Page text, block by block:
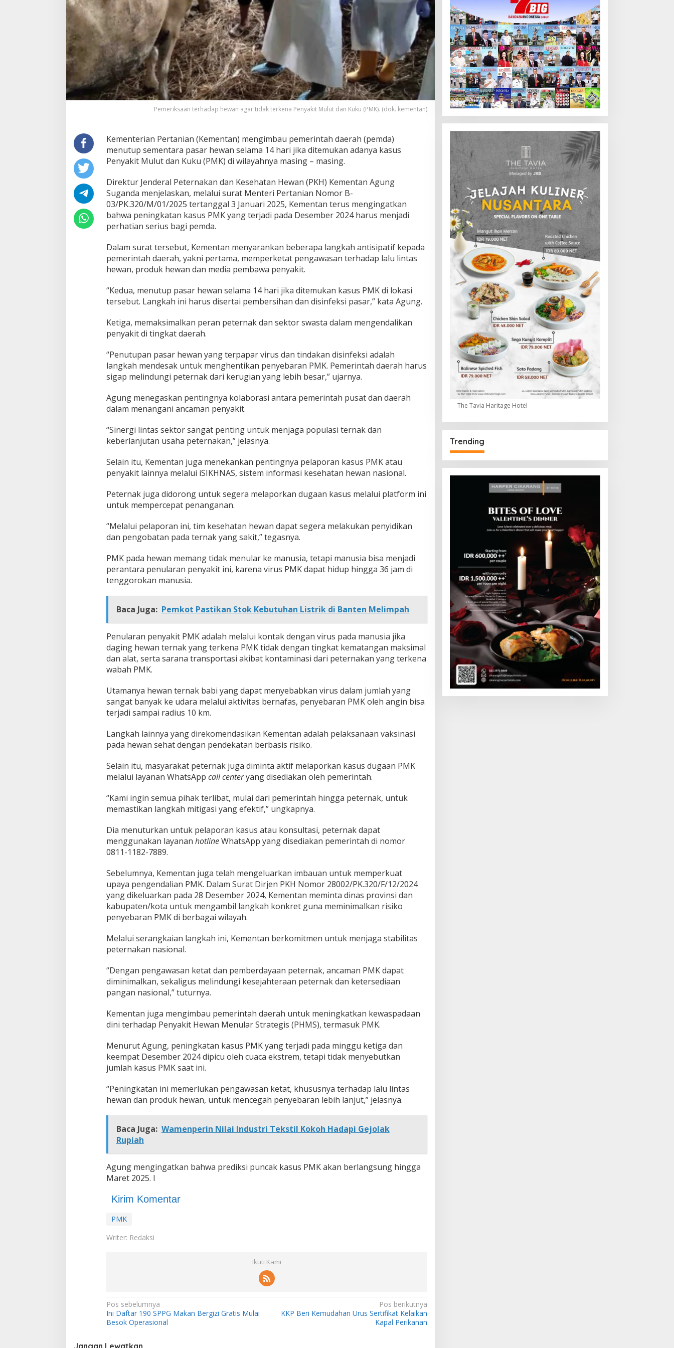
w
a
n
1
4
H
a
r
i
J
i
d
a
K
a
u
s
P
M
K
Pemeriksaan terhadap hewan agar tidak terkena Penyakit Mulut dan Kuku (PMK). (dok. kementan)
Kementerian Pertanian (Kementan) mengimbau pemerintah daerah (pemda)
menutup sementara pasar hewan selama 14 hari jika ditemukan adanya kasus
Penyakit Mulut dan Kuku (PMK) di wilayahnya masing – masing.
Direktur Jenderal Peternakan dan Kesehatan Hewan (PKH) Kementan Agung
Suganda menjelaskan, melalui surat Menteri Pertanian Nomor B-
03/PK.320/M/01/2025 tertanggal 3 Januari 2025, Kementan terus mengingatkan
bahwa peningkatan kasus PMK yang terjadi pada Desember 2024 harus menjadi
perhatian serius bagi pemda.
Dalam surat tersebut, Kementan menyarankan beberapa langkah antisipatif kepada
pemerintah daerah, yakni pertama, memperketat pengawasan terhadap lalu lintas
hewan, produk hewan dan media pembawa penyakit.
“Kedua, menutup pasar hewan selama 14 hari jika ditemukan kasus PMK di lokasi
tersebut. Langkah ini harus disertai pembersihan dan disinfeksi pasar,” kata Agung.
Ketiga, memaksimalkan peran peternak dan sektor swasta dalam mengendalikan
penyakit di tingkat daerah.
“Penutupan pasar hewan yang terpapar virus dan tindakan disinfeksi adalah
langkah mendesak untuk menghentikan penyebaran PMK. Pemerintah daerah harus
sigap melindungi peternak dari kerugian yang lebih besar,” ujarnya.
Agung menegaskan pentingnya kolaborasi antara pemerintah pusat dan daerah
dalam menangani ancaman penyakit.
“Sinergi lintas sektor sangat penting untuk menjaga populasi ternak dan
keberlanjutan usaha peternakan,” jelasnya.
Selain itu, Kementan juga menekankan pentingnya pelaporan kasus PMK atau
penyakit lainnya melalui iSIKHNAS, sistem informasi kesehatan hewan nasional.
Peternak juga didorong untuk segera melaporkan dugaan kasus melalui platform ini
untuk mempercepat penanganan.
“Melalui pelaporan ini, tim kesehatan hewan dapat segera melakukan penyidikan
dan pengobatan pada ternak yang sakit,” tegasnya.
PMK pada hewan memang tidak menular ke manusia, tetapi manusia bisa menjadi
perantara penularan penyakit ini, karena virus PMK dapat hidup hingga 36 jam di
tenggorokan manusia.
Baca Juga: Pemkot Pastikan Stok Kebutuhan Listrik di Banten Melimpah
Penularan penyakit PMK adalah melalui kontak dengan virus pada manusia jika
daging hewan ternak yang terkena PMK tidak dengan tingkat kematangan maksimal
dan alat, serta sarana transportasi akibat kontaminasi dari peternakan yang terkena
wabah PMK.
Utamanya hewan ternak babi yang dapat menyebabkan virus dalam jumlah yang
sangat banyak ke udara melalui aktivitas bernafas, penyebaran PMK oleh angin bisa
terjadi sampai radius 10 km.
Langkah lainnya yang direkomendasikan Kementan adalah pelaksanaan vaksinasi
pada hewan sehat dengan pendekatan berbasis risiko.
Selain itu, masyarakat peternak juga diminta aktif melaporkan kasus dugaan PMK
melalui layanan WhatsApp call centeryang disediakan oleh pemerintah.
“Kami ingin semua pihak terlibat, mulai dari pemerintah hingga peternak, untuk
memastikan langkah mitigasi yang efektif,” ungkapnya.
Dia menuturkan untuk pelaporan kasus atau konsultasi, peternak dapat
menggunakan layanan hotlineWhatsApp yang disediakan pemerintah di nomor
0811-1182-7889.
Sebelumnya, Kementan juga telah mengeluarkan imbauan untuk memperkuat
upaya pengendalian PMK. Dalam Surat Dirjen PKH Nomor 28002/PK.320/F/12/2024
yang dikeluarkan pada 28 Desember 2024, Kementan meminta dinas provinsi dan
kabupaten/kota untuk mengambil langkah konkret guna meminimalkan risiko
penyebaran PMK di berbagai wilayah.
Melalui serangkaian langkah ini, Kementan berkomitmen untuk menjaga stabilitas
peternakan nasional.
“Dengan pengawasan ketat dan pemberdayaan peternak, ancaman PMK dapat
diminimalkan, sekaligus melindungi kesejahteraan peternak dan ketersediaan
pangan nasional,” tuturnya.
Kementan juga mengimbau pemerintah daerah untuk meningkatkan kewaspadaan
dini terhadap Penyakit Hewan Menular Strategis (PHMS), termasuk PMK.
Menurut Agung, peningkatan kasus PMK yang terjadi pada minggu ketiga dan
keempat Desember 2024 dipicu oleh cuaca ekstrem, tetapi tidak menyebutkan
jumlah kasus PMK saat ini.
“Peningkatan ini memerlukan pengawasan ketat, khususnya terhadap lalu lintas
hewan dan produk hewan, untuk mencegah penyebaran lebih lanjut,” jelasnya.
Baca Juga: Wamenperin Nilai Industri Tekstil Kokoh Hadapi Gejolak
Rupiah
Agung mengingatkan bahwa prediksi puncak kasus PMK akan berlangsung hingga
Maret 2025. I
Kirim Komentar
PMK
Writer: Redaksi
Ikuti Kami
N
a
Pos sebelumnya
Ini Daftar 190 SPPG Makan Bergizi Gratis Mulai
Besok Operasional
Pos berikutnya
KKP Beri Kemudahan Urus Sertifikat Kelaikan
Kapal Perikanan
Jangan Lewatkan
The Tavia Haritage Hotel
Trending